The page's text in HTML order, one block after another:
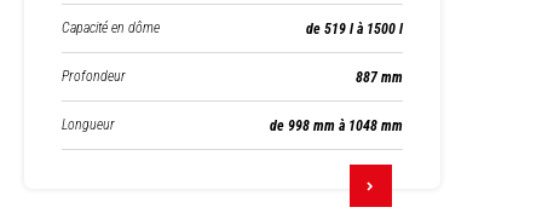
Capacité en dôme de 519 l à 1500 l
Profondeur 887 mm
Longueur de 998 mm à 1048 mm